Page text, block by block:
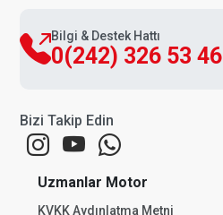
Bilgi & Destek Hattı
0(242) 326 53 46
Bizi Takip Edin
Uzmanlar Motor
KVKK Aydınlatma Metni